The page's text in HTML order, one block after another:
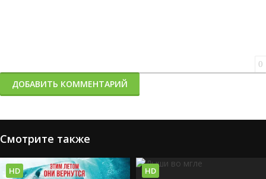
0
ДОБАВИТЬ КОММЕНТАРИЙ
Смотрите также
HD HD